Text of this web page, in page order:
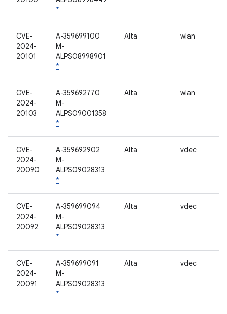
*
CVE-
2024-
20101
A-359699100
M-
ALPS08998901
*
Alta wlan
CVE-
2024-
20103
A-359692770
M-
ALPS09001358
*
Alta wlan
CVE-
2024-
20090
A-359692902
M-
ALPS09028313
*
Alta vdec
CVE-
2024-
20092
A-359699094
M-
ALPS09028313
*
Alta vdec
CVE-
2024-
20091
A-359699091
M-
ALPS09028313
*
Alta vdec